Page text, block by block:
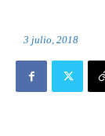
3 julio, 2018